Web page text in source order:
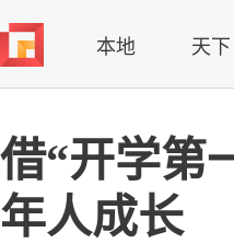
本地 天下
借“开学第
年人成长